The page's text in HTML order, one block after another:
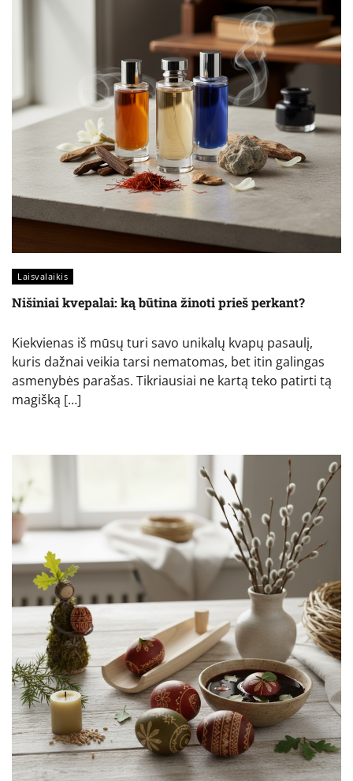
Laisvalaikis
Nišiniai kvepalai: ką būtina žinoti prieš perkant?
Kiekvienas iš mūsų turi savo unikalų kvapų pasaulį,
kuris dažnai veikia tarsi nematomas, bet itin galingas
asmenybės parašas. Tikriausiai ne kartą teko patirti tą
magišką […]